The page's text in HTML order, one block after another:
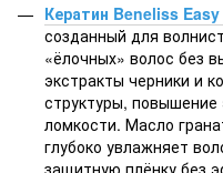
Кератин Beneliss
созданный для
«ёлочных» волос без
экстракты черники и
структуры,
ломкости. Масло
глубоко увлажняет
защитную плёнку без